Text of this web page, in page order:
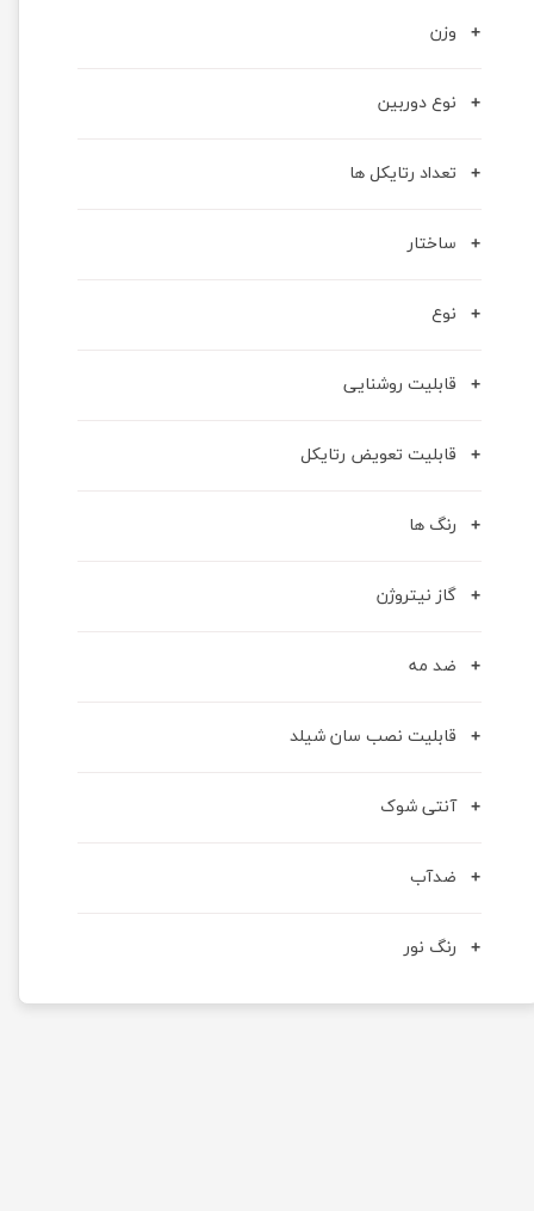
وزن
نوع دوربین
تعداد رتایکل ها
ساختار
نوع
قابلیت روشنایی
قابلیت تعویض رتایکل
رنگ ها
گاز نیتروژن
ضد مه
قابلیت نصب سان شیلد
آنتی شوک
ضدآب
رنگ نور